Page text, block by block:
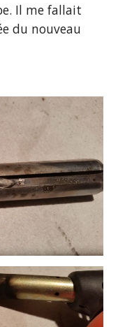
Il me fallait
du nouveau